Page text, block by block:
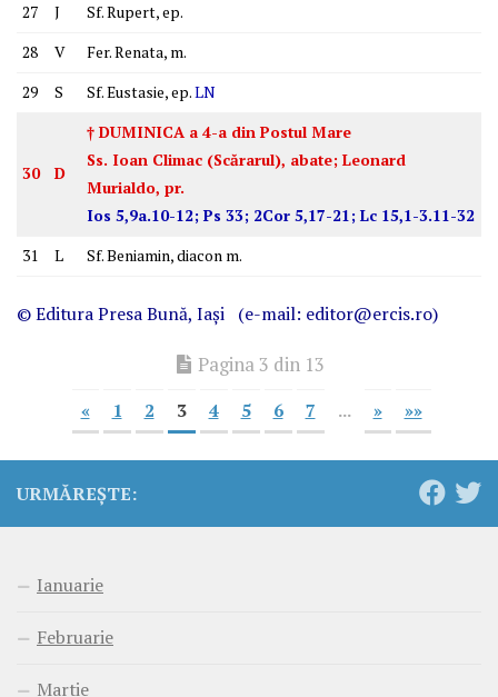
27
J
Sf. Rupert, ep.
28
V
Fer. Renata, m.
29
S Sf. Eustasie, ep.LN
30 D
† DUMINICA a 4-a din Postul Mare
Ss. Ioan Climac (Scărarul), abate; Leonard
Murialdo, pr.
Ios 5,9a.10-12; Ps 33; 2Cor 5,17-21; Lc 15,1-3.11-32
31
L Sf. Beniamin, diacon m.
© EdituraPresa Bună, Iaşi (e-mail: editor@ercis.ro)
Pagina 3 din 13
« 1 2 3 4 5 6 7 ... » »»
URMĂREȘTE:
Ianuarie
Februarie
Martie